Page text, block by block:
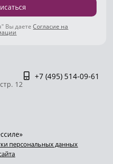
Вы даетеСогласие на
12
+7 (495) 514-09-61
персональных данных